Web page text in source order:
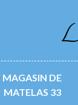
MAGASIN DE
MATELAS 33